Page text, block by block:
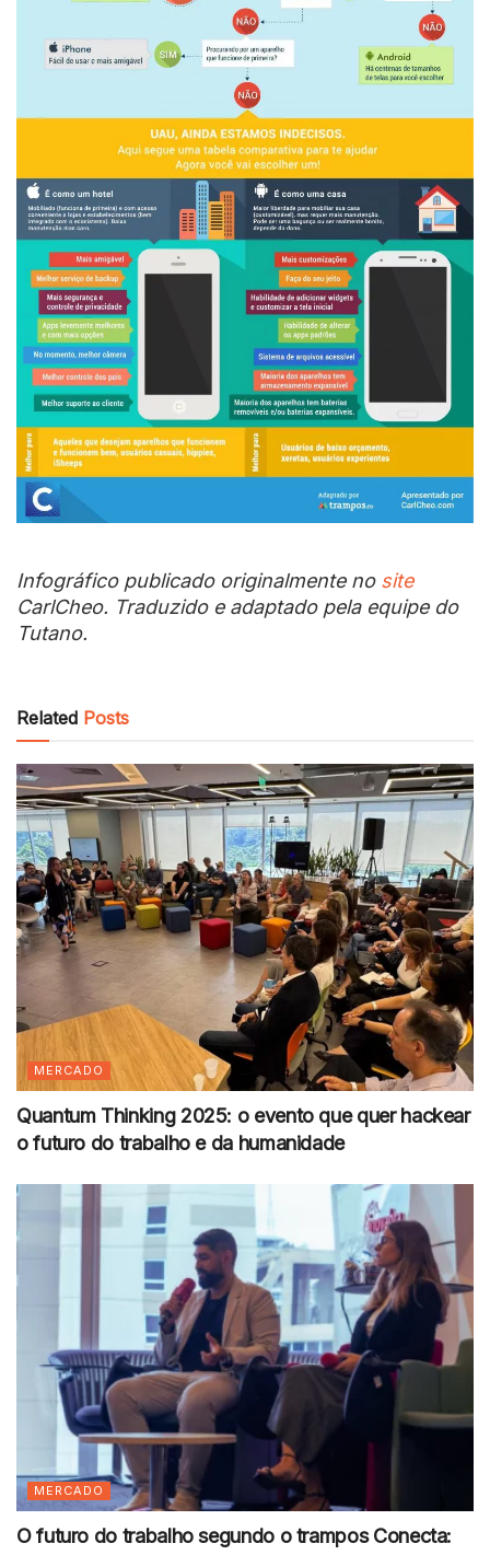
Infográfico publicado originalmente no site
CarlCheo. Traduzido e adaptado pela equipe do
Tutano.
Related Posts
MERCADO
Quantum Thinking 2025: o evento que quer hackear
o futuro do trabalho e da humanidade
MERCADO
O futuro do trabalho segundo o trampos Conecta: